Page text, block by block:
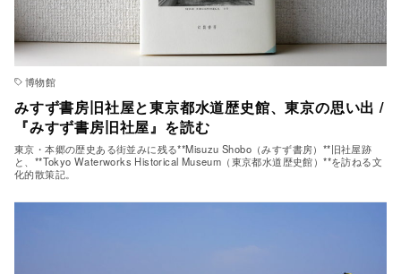
博物館
みすず書房旧社屋と東京都水道歴史館、東京の思い出 /
『みすず書房旧社屋』を読む
東京・本郷の歴史ある街並みに残る**Misuzu Shobo（みすず書房）**旧社屋跡
と、**Tokyo Waterworks Historical Museum（東京都水道歴史館）**を訪ねる文
化的散策記。